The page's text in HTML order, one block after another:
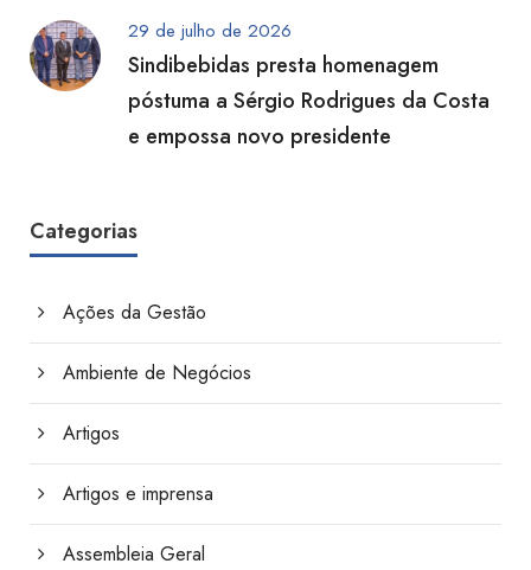
29 de julho de 2026
Sindibebidas presta homenagem
póstuma a Sérgio Rodrigues da Costa
e empossa novo presidente
Categorias
Ações da Gestão
Ambiente de Negócios
Artigos
Artigos e imprensa
Assembleia Geral